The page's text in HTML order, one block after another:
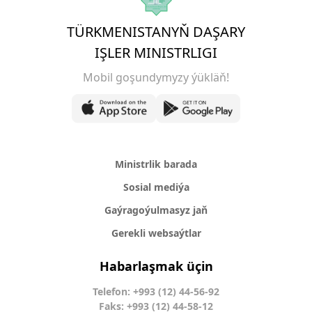
TÜRKMENISTANYŇ DAŞARY
IŞLER MINISTRLIGI
Mobil goşundymyzy ýükläň!
Ministrlik barada
Sosial mediýa
Gaýragoýulmasyz jaň
Gerekli websaýtlar
Habarlaşmak üçin
Telefon: +993 (12) 44-56-92
Faks: +993 (12) 44-58-12